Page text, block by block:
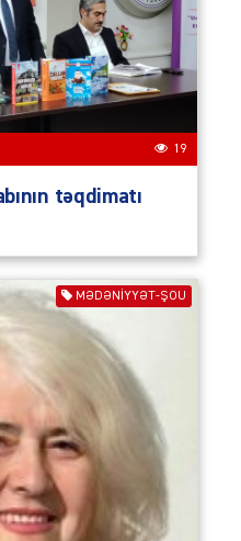
19
təqdimatı
MƏDƏNIYYƏT-ŞOU